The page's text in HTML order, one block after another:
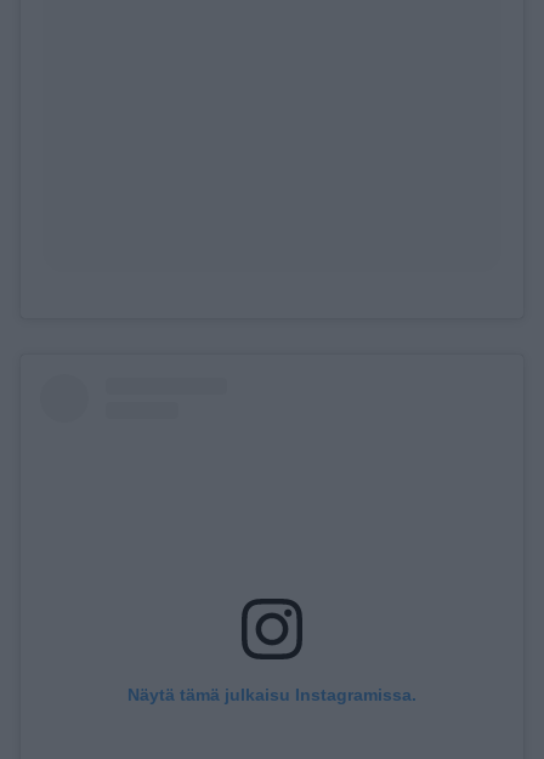
Näytä tämä julkaisu Instagramissa.